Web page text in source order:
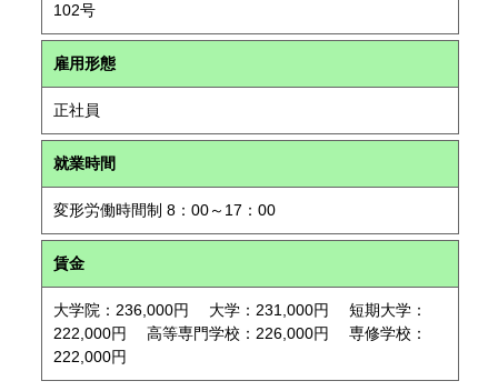
102号
雇用形態
正社員
就業時間
変形労働時間制 8：00～17：00
賃金
大学院：236,000円 大学：231,000円 短期大学：
222,000円 高等専門学校：226,000円 専修学校：
222,000円